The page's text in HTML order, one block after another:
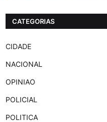
CATEGORIAS
CIDADE
NACIONAL
OPINIAO
POLICIAL
POLITICA